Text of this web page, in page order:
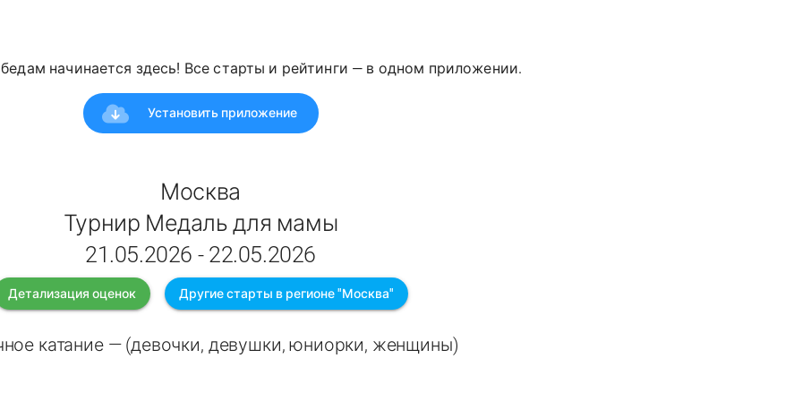
начинается здесь! Все старты и рейтинги — в одном приложении.
Установить приложение
Москва
Турнир Медаль для мамы
21.05.2026 - 22.05.2026
Детализация оценок Другие старты в регионе "Москва"
катание — (девочки, девушки, юниорки, женщины)